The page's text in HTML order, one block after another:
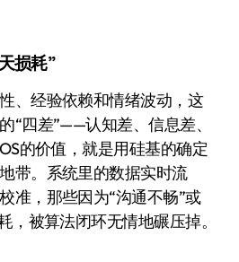
损耗”
、经验依赖和情绪波动，这
“四差”——认知差、信息差、
的价值，就是用硅基的确定
带。系统里的数据实时流
准，那些因为“沟通不畅”或
，被算法闭环无情地碾压掉。